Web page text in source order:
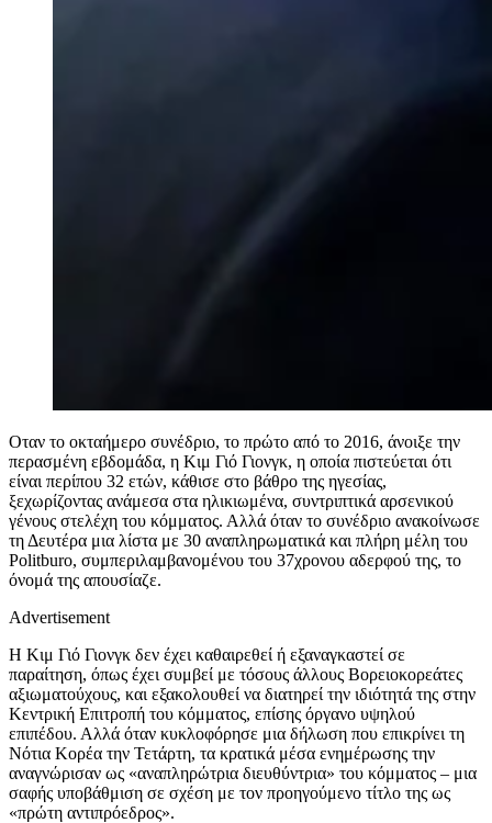
Οταν το οκταήμερο συνέδριο, το πρώτο από το 2016, άνοιξε την
περασμένη εβδομάδα, η Κιμ Γιό Γιονγκ, η οποία πιστεύεται ότι
είναι περίπου 32 ετών, κάθισε στο βάθρο της ηγεσίας,
ξεχωρίζοντας ανάμεσα στα ηλικιωμένα, συντριπτικά αρσενικού
γένους στελέχη του κόμματος. Αλλά όταν το συνέδριο ανακοίνωσε
τη Δευτέρα μια λίστα με 30 αναπληρωματικά και πλήρη μέλη του
Politburo, συμπεριλαμβανομένου του 37χρονου αδερφού της, το
όνομά της απουσίαζε.
Advertisement
Η Κιμ Γιό Γιονγκ δεν έχει καθαιρεθεί ή εξαναγκαστεί σε
παραίτηση, όπως έχει συμβεί με τόσους άλλους Βορειοκορεάτες
αξιωματούχους, και εξακολουθεί να διατηρεί την ιδιότητά της στην
Κεντρική Επιτροπή του κόμματος, επίσης όργανο υψηλού
επιπέδου. Αλλά όταν κυκλοφόρησε μια δήλωση που επικρίνει τη
Νότια Κορέα την Τετάρτη, τα κρατικά μέσα ενημέρωσης την
αναγνώρισαν ως «αναπληρώτρια διευθύντρια» του κόμματος – μια
σαφής υποβάθμιση σε σχέση με τον προηγούμενο τίτλο της ως
«πρώτη αντιπρόεδρος».